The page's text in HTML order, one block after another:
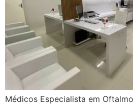
Médicos Especialista em